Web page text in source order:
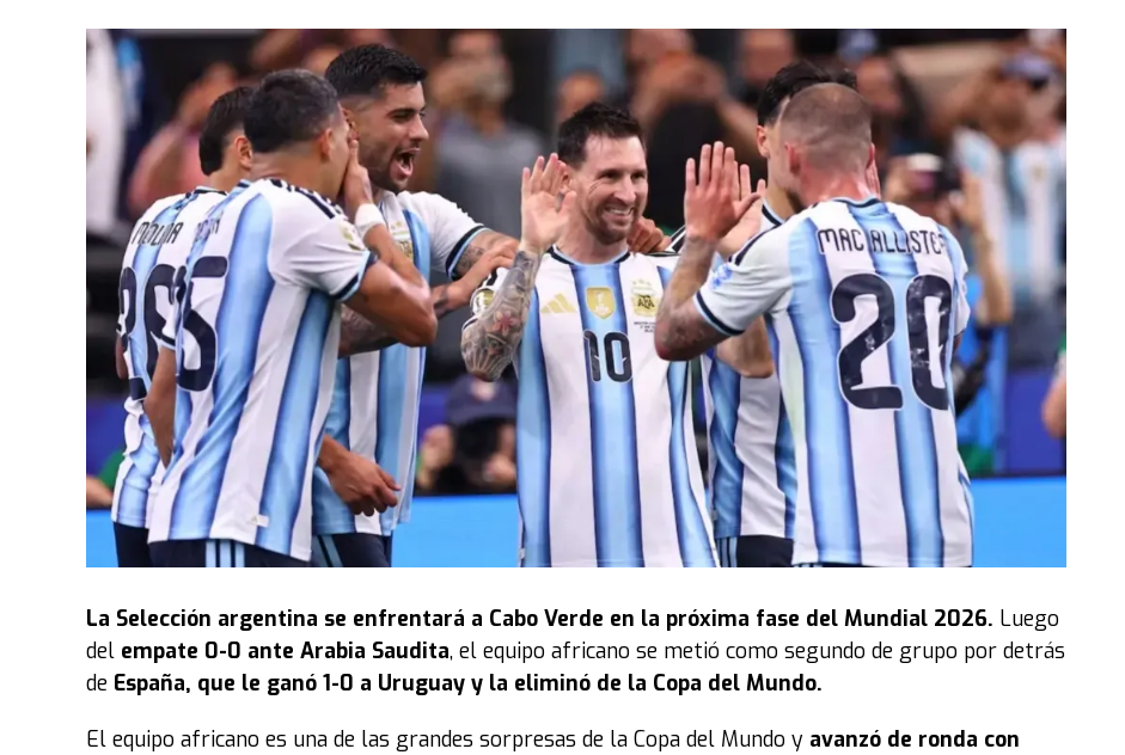
La Selección argentina se enfrentará a Cabo Verde en la próxima fase del Mundial 2026. Luego
del empate 0-0 ante Arabia Saudita, el equipo africano se metió como segundo de grupo por detrás
de España, que le ganó 1-0 a Uruguay y la eliminó de la Copa del Mundo.
El equipo africano es una de las grandes sorpresas de la Copa del Mundo y avanzó de ronda con